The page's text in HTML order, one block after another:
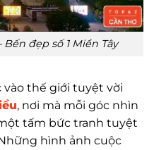
đẹp số 1 Miền Tây
vào thế giới tuyệt vời
, nơi mà mỗi góc nhìn
tấm bức tranh tuyệt
hình ảnh cuộc